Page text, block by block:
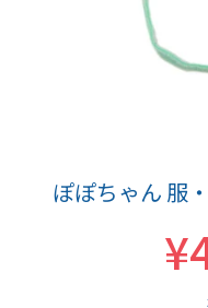
ぽぽちゃん 服